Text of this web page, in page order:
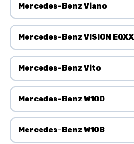
Mercedes-Benz Viano
Mercedes-Benz VISION EQXX
Mercedes-Benz Vito
Mercedes-Benz W100
Mercedes-Benz W108